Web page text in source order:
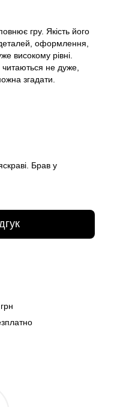
гру. Якість його
оформлення,
високому рівні.
не дуже,
згадати.
Брав у